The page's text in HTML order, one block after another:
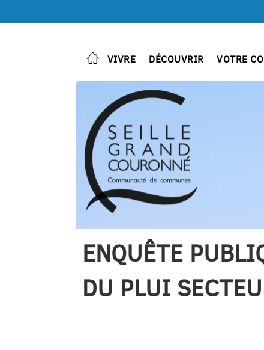
VIVRE DÉCOUVRIR VOTRE
ENQUÊTE
DU PLUI